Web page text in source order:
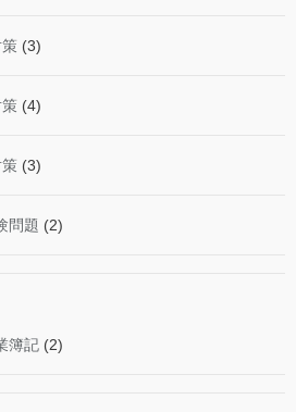
(3)
(4)
(3)
問題 (2)
簿記 (2)